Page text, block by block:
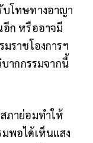
บโทษทางอาญา
อีก หรืออาจมี
ราชโองการฯ
ากกรรมจากนี้
ภาย่อมทำให้
พอได้เห็นแสง